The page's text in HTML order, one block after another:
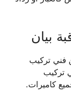
بيان
فني تركيب
تركيب
كاميرات.